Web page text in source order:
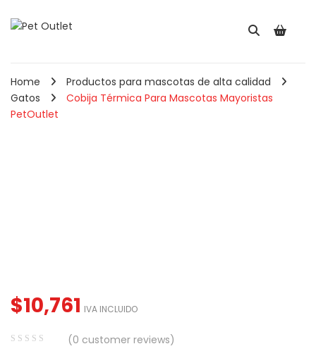
Home
Productos para mascotas de alta calidad
Gatos
Cobija Térmica Para Mascotas Mayoristas
PetOutlet
$10,761 IVA INCLUIDO
(0 customer reviews)
Pala Recogedora Para
– $ 8,900 IVA INCLUIDO
Cepillo Slicker Para